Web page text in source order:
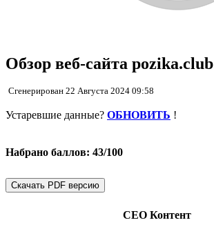
Обзор веб-сайта pozika.club
Сгенерирован 22 Августа 2024 09:58
Устаревшие данные? ОБНОВИТЬ !
Набрано баллов: 43/100
Скачать PDF версию
СЕО Контент